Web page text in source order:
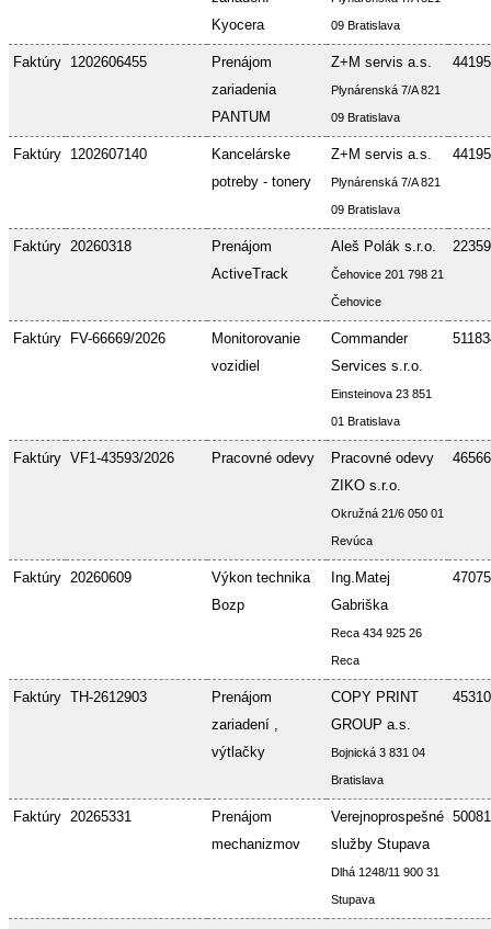
Kyocera
09 Bratislava
Faktúry 1202606455
Prenájom
zariadenia
PANTUM
Z+M servis a.s.
Plynárenská 7/A 821
09 Bratislava
Faktúry 1202607140
Kancelárske
potreby - tonery
Z+M servis a.s.
Plynárenská 7/A 821
09 Bratislava
Faktúry 20260318
Prenájom
ActiveTrack
Aleš Polák s.r.o.
Čehovice 201 798 21
Čehovice
Faktúry FV-66669/2026
Monitorovanie
vozidiel
Commander
Services s.r.o.
Einsteinova 23 851
01 Bratislava
Faktúry VF1-43593/2026 Pracovné odevy
Pracovné odevy
ZIKO s.r.o.
Okružná 21/6 050 01
Revúca
Faktúry 20260609
Výkon technika
Bozp
Ing.Matej
Gabriška
Reca 434 925 26
Reca
Faktúry TH-2612903
Prenájom
zariadení ,
výtlačky
COPY PRINT
GROUP a.s.
Bojnická 3 831 04
Bratislava
Faktúry 20265331
Prenájom
mechanizmov
Verejnoprospešné
služby Stupava
Dlhá 1248/11 900 31
Stupava